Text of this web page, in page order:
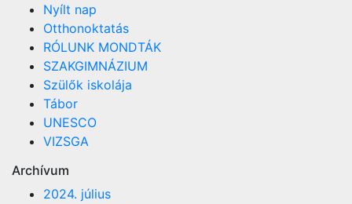
Nyílt nap
Otthonoktatás
RÓLUNK MONDTÁK
SZAKGIMNÁZIUM
Szülők iskolája
Tábor
UNESCO
VIZSGA
Archívum
2024. július